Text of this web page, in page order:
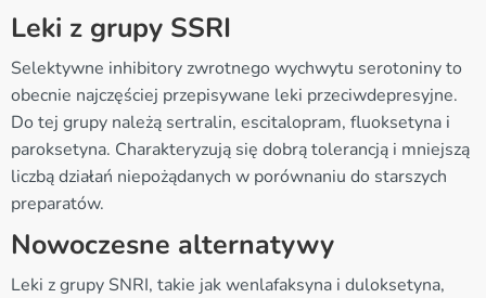
Leki z grupy SSRI
Selektywne inhibitory zwrotnego wychwytu serotoniny to
obecnie najczęściej przepisywane leki przeciwdepresyjne.
Do tej grupy należą sertralin, escitalopram, fluoksetyna i
paroksetyna. Charakteryzują się dobrą tolerancją i mniejszą
liczbą działań niepożądanych w porównaniu do starszych
preparatów.
Nowoczesne alternatywy
Leki z grupy SNRI, takie jak wenlafaksyna i duloksetyna,